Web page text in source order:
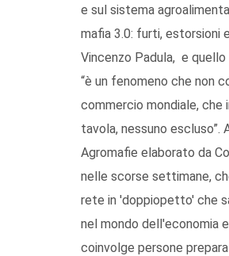
e sul sistema
mafia 3.0: furti, estorsioni
Vincenzo Padula, e
“è un fenomeno che non
commercio mondiale,
tavola, nessuno
Agromafie elaborato da
nelle scorse settimane,
rete in 'doppiopetto' che
nel mondo dell'economia
coinvolge persone